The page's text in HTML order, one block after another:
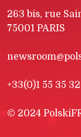
263 bis, rue
75001 PARIS
+33(0)1 55 35
© 2024